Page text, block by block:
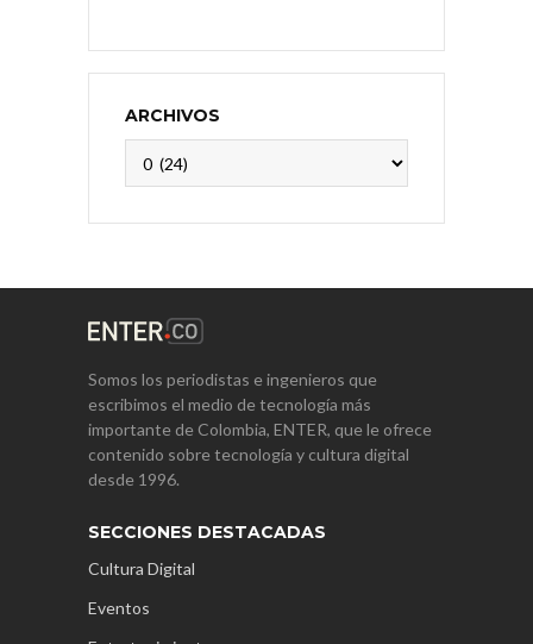
ARCHIVOS
Somos los periodistas e ingenieros que
escribimos el medio de tecnología más
importante de Colombia, ENTER, que le ofrece
contenido sobre tecnología y cultura digital
desde 1996.
SECCIONES DESTACADAS
Cultura Digital
Eventos